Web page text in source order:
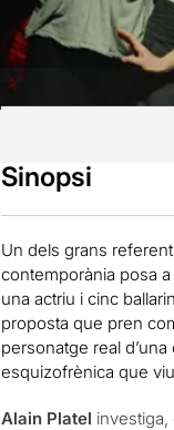
Sinopsi
Un dels grans
contemporània posa
una actriu i cinc
proposta que pren
personatge real d’una
esquizofrènica que
Alain Platel